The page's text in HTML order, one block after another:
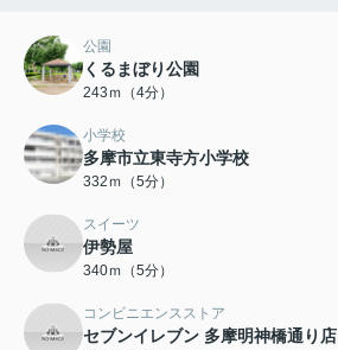
公園
くるまぼり公園
243ｍ（4分）
小学校
多摩市立東寺方小学校
332ｍ（5分）
スイーツ
伊勢屋
340ｍ（5分）
コンビニエンスストア
セブンイレブン 多摩明神橋通り店